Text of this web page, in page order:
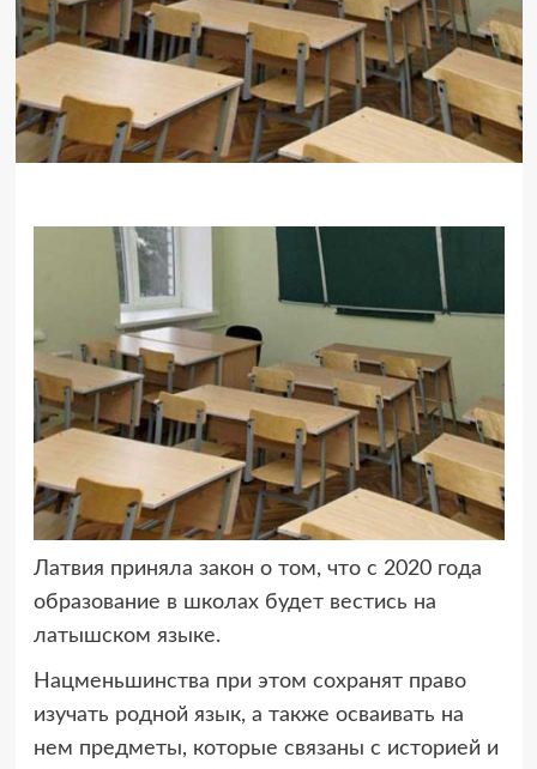
Латвия приняла закон о том, что с 2020 года
образование в школах будет вестись на
латышском языке.
Нацменьшинства при этом сохранят право
изучать родной язык, а также осваивать на
нем предметы, которые связаны с историей и